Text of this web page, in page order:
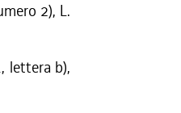
2), L.
lettera b),